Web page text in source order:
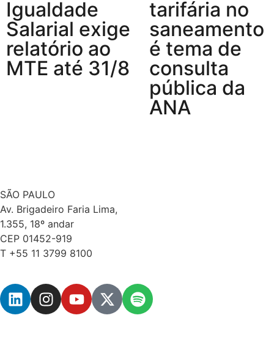
Igualdade
Salarial exige
relatório ao
MTE até 31/8
tarifária no
saneamento
é tema de
consulta
pública da
ANA
SÃO PAULO
Av. Brigadeiro Faria Lima,
1.355, 18º andar
CEP 01452-919
T +55 11 3799 8100